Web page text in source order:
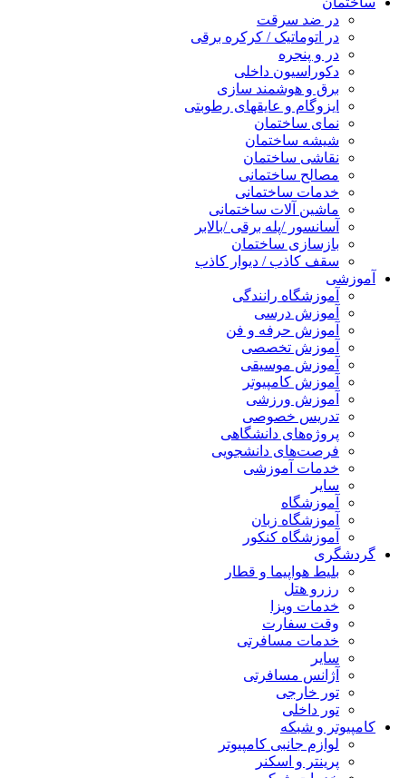
در ضد سرقت
در اتوماتیک / کرکره برقی
در و پنجره
دکوراسیون داخلی
برق و هوشمند سازی
ایزوگام و عایقهای رطوبتی
نمای ساختمان
شیشه ساختمان
نقاشی ساختمان
مصالح ساختمانی
خدمات ساختمانی
ماشین آلات ساختمانی
آسانسور /پله برقی /بالابر
بازسازی ساختمان
سقف کاذب / دیوار کاذب
آموزشی
آموزشگاه رانندگی
آموزش درسی
آموزش حرفه و فن
آموزش تخصصی
آموزش موسیقی
آموزش کامپیوتر
آموزش ورزشی
تدریس خصوصی
پروژه‌های دانشگاهی
فرصت‌های دانشجویی
خدمات آموزشی
سایر
آموزشگاه
آموزشگاه زبان
آموزشگاه کنکور
گردشگری
بلیط هواپیما و قطار
رزرو هتل
خدمات ویزا
وقت سفارت
خدمات مسافرتی
سایر
آژانس مسافرتی
تور خارجی
تور داخلی
کامپیوتر و شبکه
لوازم جانبی کامپیوتر
پرینتر و اسکنر